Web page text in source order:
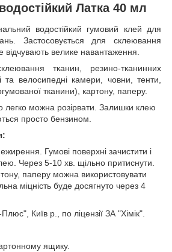
Латка 40 мл
водостійкий гумовий клей для
Застосовується для склеювання
відчувають велике навантаження.
тканин, резино-тканинних
та велосипедні камери, човни, тенти,
тканини), картону, паперу.
легко можна розірвати. Залишки клею
просто бензином.
Гумові поверхні зачистити і
Через 5-10 хв. щільно притиснути.
паперу можна використовувати
міцність буде досягнуто через 4
Плюс", Київ р., по ліцензії ЗА "Хімік".
ящику.